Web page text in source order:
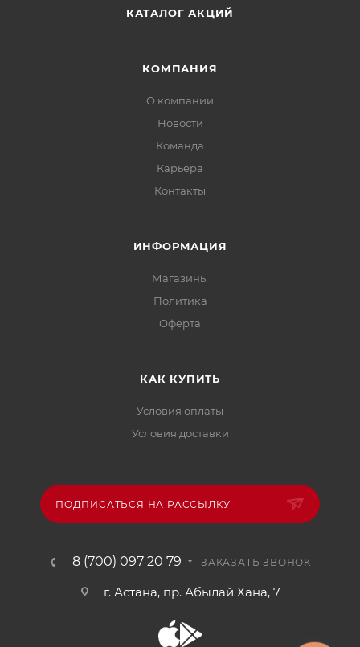
КАТАЛОГ АКЦИЙ
КОМПАНИЯ
О компании
Новости
Команда
Карьера
Контакты
ИНФОРМАЦИЯ
Магазины
Политика
Офертa
КАК КУПИТЬ
Условия оплаты
Условия доставки
ПОДПИСАТЬСЯ НА РАССЫЛКУ
8 (700) 097 20 79 ЗАКАЗАТЬ ЗВОНОК
г. Астана, пр. Абылай Хана, 7